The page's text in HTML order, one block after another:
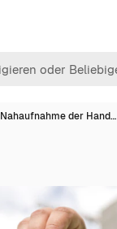
Nahaufnahme der Hand…